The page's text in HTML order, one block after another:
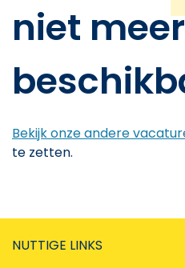
niet meer
Bekijk onze andere
te zetten.
NUTTIGE LINKS